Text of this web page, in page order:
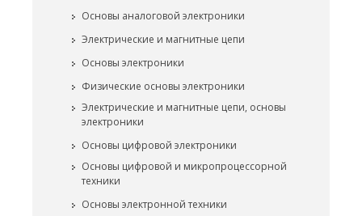
Основы аналоговой электроники
Электрические и магнитные цепи
Основы электроники
Физические основы электроники
Электрические и магнитные цепи, основы
электроники
Основы цифровой электроники
Основы цифровой и микропроцессорной
техники
Основы электронной техники